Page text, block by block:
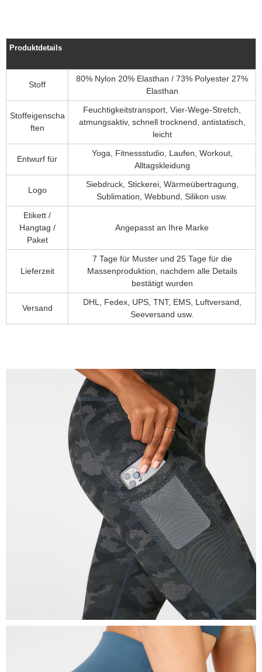
Produktdetails
Stoff
80% Nylon 20% Elasthan / 73% Polyester 27%
Elasthan
Stoffeigenscha
ften
Feuchtigkeitstransport, Vier-Wege-Stretch,
atmungsaktiv, schnell trocknend, antistatisch,
leicht
Entwurf für
Yoga, Fitnessstudio, Laufen, Workout,
Alltagskleidung
Logo
Siebdruck, Stickerei, Wärmeübertragung,
Sublimation, Webbund, Silikon usw.
Etikett /
Hangtag /
Paket
Angepasst an Ihre Marke
Lieferzeit
7 Tage für Muster und 25 Tage für die
Massenproduktion, nachdem alle Details
bestätigt wurden
Versand
DHL, Fedex, UPS, TNT, EMS, Luftversand,
Seeversand usw.